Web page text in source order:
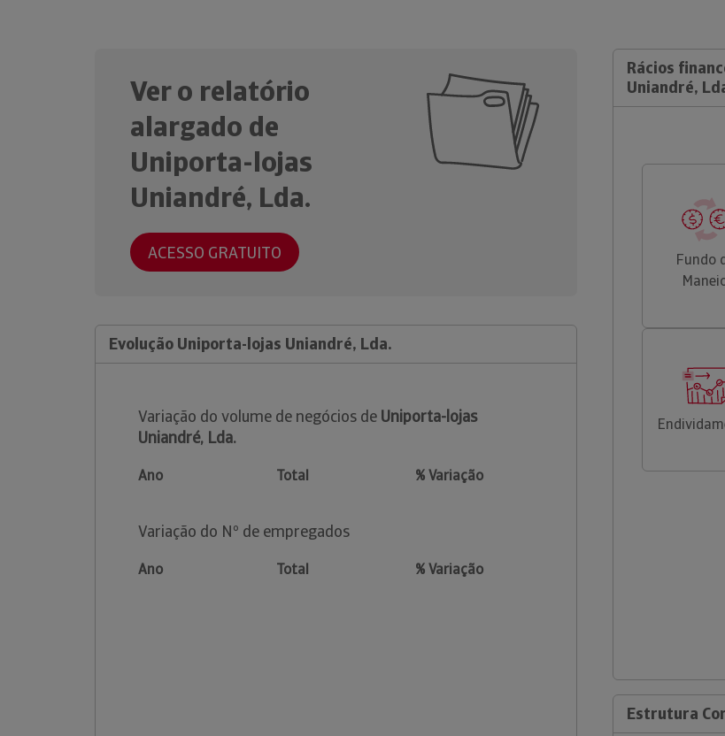
Ver o relatório
alargado de
Uniporta-lojas
Uniandré, Lda.
ACESSO GRATUITO
Evolução Uniporta-lojas Uniandré, Lda.
Variação do volume de negócios de Uniporta-lojas
Uniandré, Lda.
Ano Total % Variação
Variação do Nº de empregados
Ano Total % Variação
Rácios
Uniandré,
Fundo
Estrutura